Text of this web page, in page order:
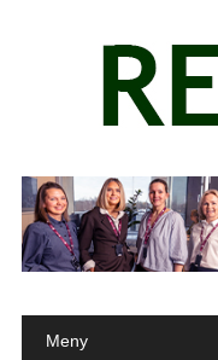
Main menu
Meny